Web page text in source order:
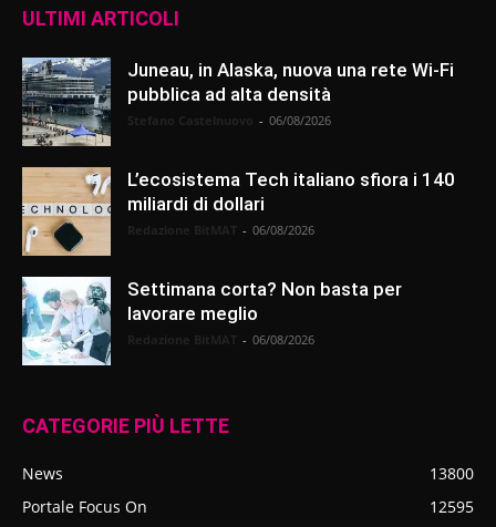
ULTIMI ARTICOLI
Juneau, in Alaska, nuova una rete Wi-Fi
pubblica ad alta densità
- 06/08/2026
L’ecosistema Tech italiano sfiora i 140
miliardi di dollari
- 06/08/2026
Settimana corta? Non basta per
lavorare meglio
- 06/08/2026
CATEGORIE PIÙ LETTE
News
13800
Portale Focus On
12595